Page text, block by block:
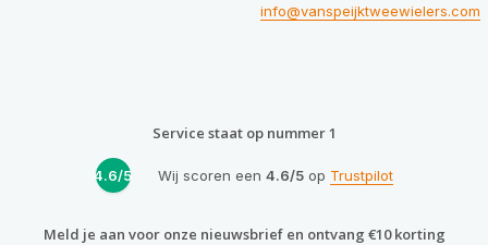
info@vanspeijktweewielers.com
Service staat op nummer 1
4.6/5 Wij scoren een 4.6/5op Trustpilot
Meld je aan voor onze nieuwsbrief en ontvang €10 korting